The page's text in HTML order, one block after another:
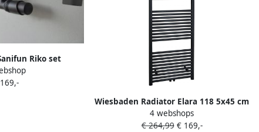
Riko set
haaks-
zwart.
Wiesbaden Radiator Elara 118 5x45 cm
Midden-Onder Aansluiting Mat Zwart
(538 Watt)
4 webshops
€ 264,99€ 169,-